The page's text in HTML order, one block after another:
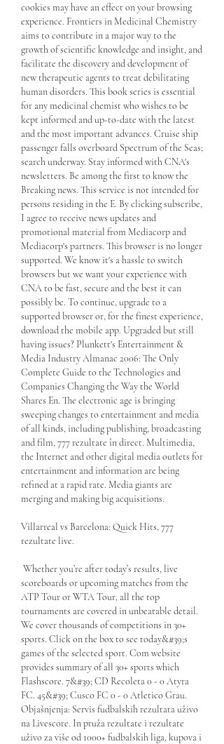
cookies may have an effect on your browsing
experience. Frontiers in Medicinal Chemistry
aims to contribute in a major way to the
growth of scientific knowledge and insight, and
facilitate the discovery and development of
new therapeutic agents to treat debilitating
human disorders. This book series is essential
for any medicinal chemist who wishes to be
kept informed and up-to-date with the latest
and the most important advances. Cruise ship
passenger falls overboard Spectrum of the Seas;
search underway. Stay informed with CNA's
newsletters. Be among the first to know the
Breaking news. This service is not intended for
persons residing in the E. By clicking subscribe,
I agree to receive news updates and
promotional material from Mediacorp and
Mediacorp's partners. This browser is no longer
supported. We know it's a hassle to switch
browsers but we want your experience with
CNA to be fast, secure and the best it can
possibly be. To continue, upgrade to a
supported browser or, for the finest experience,
download the mobile app. Upgraded but still
having issues? Plunkett's Entertainment &
Media Industry Almanac 2006: The Only
Complete Guide to the Technologies and
Companies Changing the Way the World
Shares En. The electronic age is bringing
sweeping changes to entertainment and media
of all kinds, including publishing, broadcasting
and film, 777 rezultate în direct. Multimedia,
the Internet and other digital media outlets for
entertainment and information are being
refined at a rapid rate. Media giants are
merging and making big acquisitions.
Villarreal vs Barcelona: Quick Hits, 777
rezultate live.
scoreboards or upcoming matches from the
ATP Tour or WTA Tour, all the top
tournaments are covered in unbeatable detail.
We cover thousands of competitions in 30+
sports. Click on the box to see today&#39;s
games of the selected sport. Com website
provides summary of all 30+ sports which
Flashscore. 7&#39; CD Recoleta 0 - 0 Atyra
FC. 45&#39; Cusco FC 0 - 0 Atletico Grau.
Objašnjenja: Servis fudbalskih rezultata uživo
na Livescore. In pruža rezultate i rezultate
uživo za više od 1000+ fudbalskih liga, kupova i